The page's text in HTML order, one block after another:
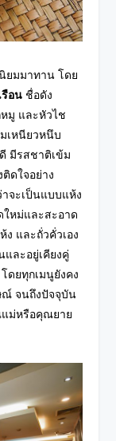
มาทาน โดย
รือน ชื่อดัง
มู และหัวไช
เหนียวหนึบ
มีรสชาติเข้ม
ดใจอย่าง
จะเป็นแบบแห้ง
ใหม่และสะอาด
ง และถั่วคั่วเอง
และอยู่เคียงคู่
ดยทุกเมนูยังคง
ณ์ จนถึงปัจจุบัน
ม่หรือคุณยาย